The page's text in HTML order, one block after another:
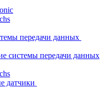
передачи данных
системы передачи данных
датчики